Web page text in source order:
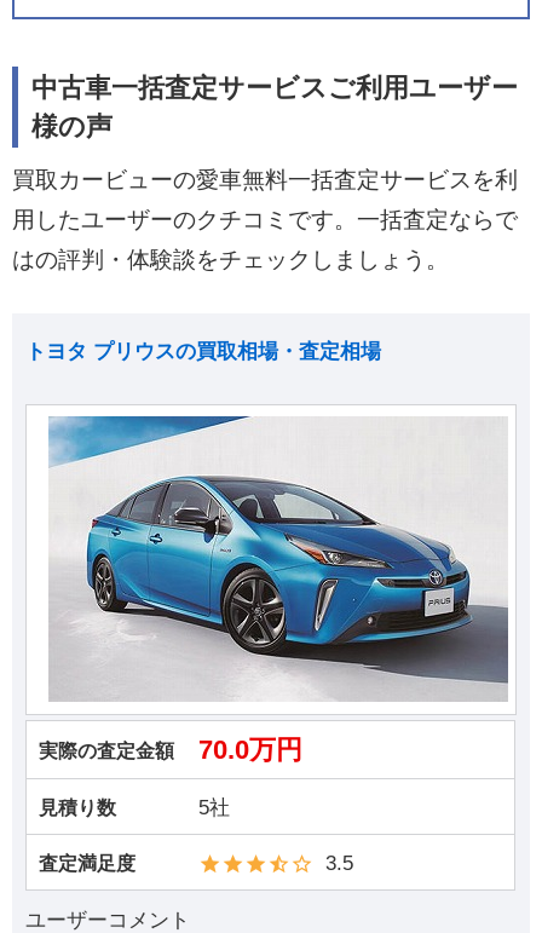
中古車一括査定サービスご利用ユーザー
様の声
買取カービューの愛車無料一括査定サービスを利
用したユーザーのクチコミです。一括査定ならで
はの評判・体験談をチェックしましょう。
トヨタ プリウスの買取相場・査定相場
実際の査定金額 70.0万円
見積り数 5社
査定満足度 3.5
ユーザーコメント